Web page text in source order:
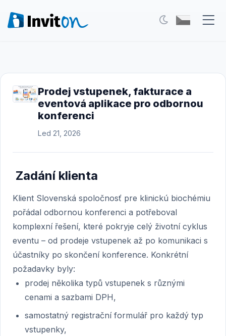
Blog
Akce
Přepnout na tmavý režim
Přihlášení
Prodej vstupenek, fakturace a
eventová aplikace pro odbornou
konferenci
Led 21, 2026
Zadání klienta
Klient Slovenská spoločnosť pre klinickú biochémiu
pořádal odbornou konferenci a potřeboval
komplexní řešení, které pokryje celý životní cyklus
eventu – od prodeje vstupenek až po komunikaci s
účastníky po skončení konference. Konkrétní
požadavky byly:
prodej několika typů vstupenek s různými
cenami a sazbami DPH,
samostatný registrační formulář pro každý typ
vstupenky,